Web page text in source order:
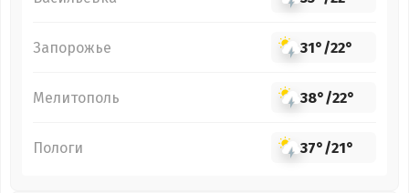
Запорожье 31°/22°
Мелитополь 38°/22°
Пологи 37°/21°